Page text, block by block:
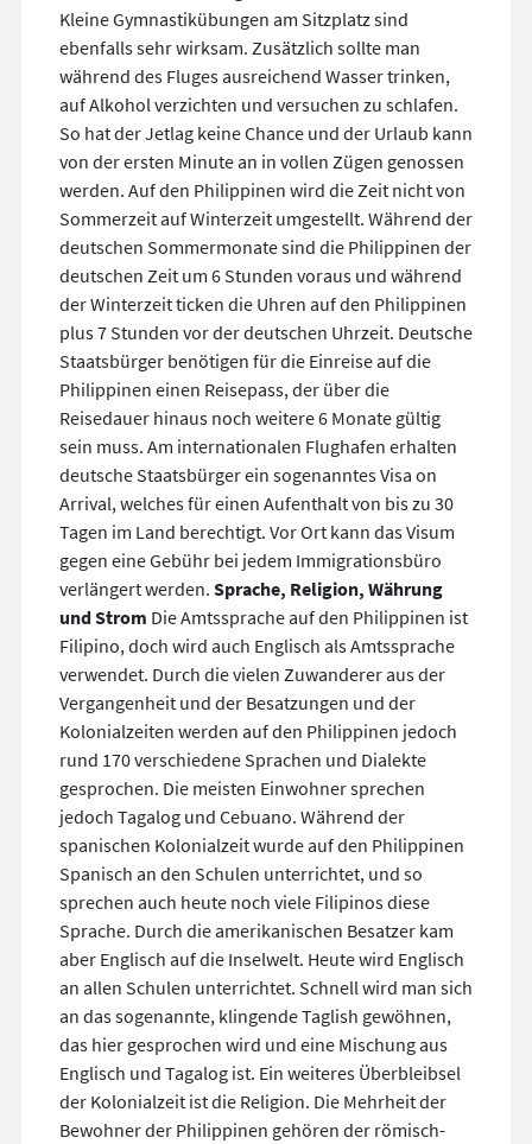
Kleine Gymnastikübungen am Sitzplatz sind
ebenfalls sehr wirksam. Zusätzlich sollte man
während des Fluges ausreichend Wasser trinken,
auf Alkohol verzichten und versuchen zu schlafen.
So hat der Jetlag keine Chance und der Urlaub kann
von der ersten Minute an in vollen Zügen genossen
werden. Auf den Philippinen wird die Zeit nicht von
Sommerzeit auf Winterzeit umgestellt. Während der
deutschen Sommermonate sind die Philippinen der
deutschen Zeit um 6 Stunden voraus und während
der Winterzeit ticken die Uhren auf den Philippinen
plus 7 Stunden vor der deutschen Uhrzeit. Deutsche
Staatsbürger benötigen für die Einreise auf die
Philippinen einen Reisepass, der über die
Reisedauer hinaus noch weitere 6 Monate gültig
sein muss. Am internationalen Flughafen erhalten
deutsche Staatsbürger ein sogenanntes Visa on
Arrival, welches für einen Aufenthalt von bis zu 30
Tagen im Land berechtigt. Vor Ort kann das Visum
gegen eine Gebühr bei jedem Immigrationsbüro
verlängert werden. Sprache, Religion, Währung
und Strom Die Amtssprache auf den Philippinen ist
Filipino, doch wird auch Englisch als Amtssprache
verwendet. Durch die vielen Zuwanderer aus der
Vergangenheit und der Besatzungen und der
Kolonialzeiten werden auf den Philippinen jedoch
rund 170 verschiedene Sprachen und Dialekte
gesprochen. Die meisten Einwohner sprechen
jedoch Tagalog und Cebuano. Während der
spanischen Kolonialzeit wurde auf den Philippinen
Spanisch an den Schulen unterrichtet, und so
sprechen auch heute noch viele Filipinos diese
Sprache. Durch die amerikanischen Besatzer kam
aber Englisch auf die Inselwelt. Heute wird Englisch
an allen Schulen unterrichtet. Schnell wird man sich
an das sogenannte, klingende Taglish gewöhnen,
das hier gesprochen wird und eine Mischung aus
Englisch und Tagalog ist. Ein weiteres Überbleibsel
der Kolonialzeit ist die Religion. Die Mehrheit der
Bewohner der Philippinen gehören der römisch-